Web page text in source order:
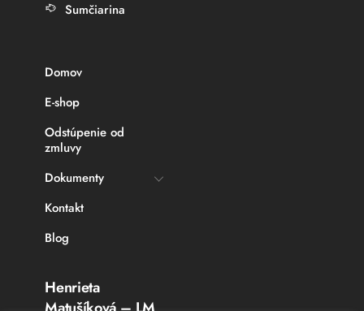
Sumčiarina
Domov
E-shop
Odstúpenie od
zmluvy
Dokumenty
Kontakt
Blog
Henrieta